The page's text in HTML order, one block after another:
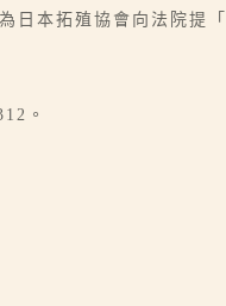
日本拓殖協會向法院提
。